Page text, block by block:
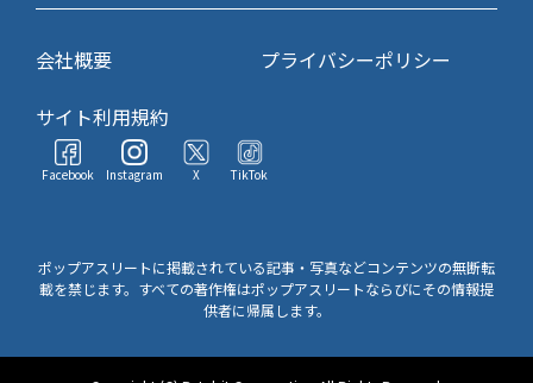
会社概要
プライバシーポリシー
サイト利用規約
Facebook Instagram X TikTok
ポップアスリートに掲載されている記事・写真などコンテンツの無断転
載を禁じます。すべての著作権はポップアスリートならびにその情報提
供者に帰属します。